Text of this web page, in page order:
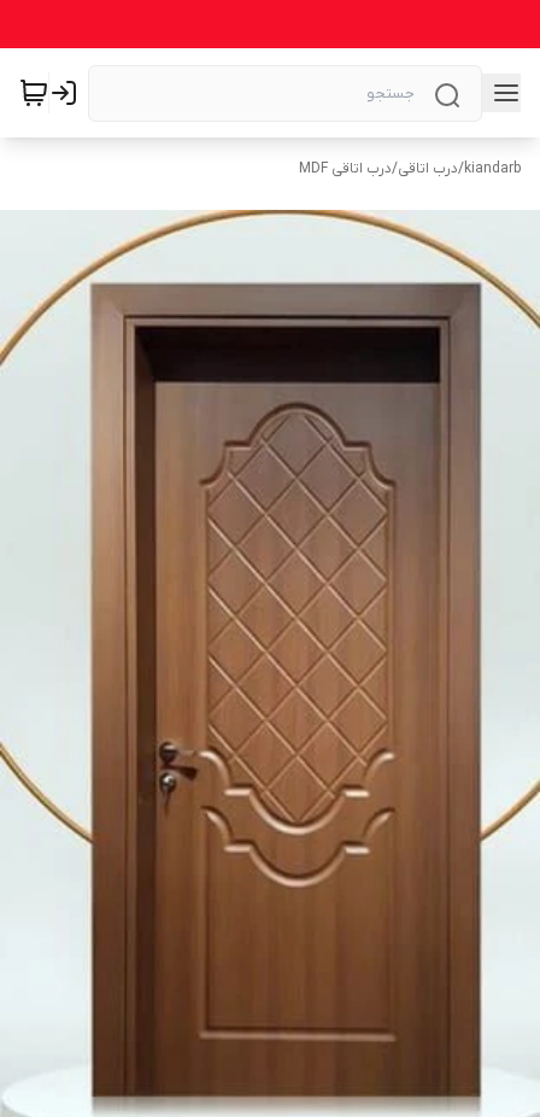
kiandarb
/درب اتاقی/درب اتاقی MDF